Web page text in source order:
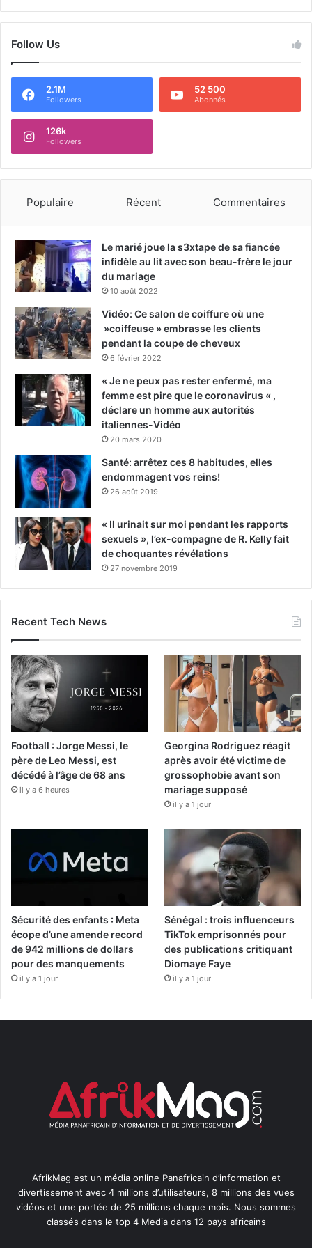
Follow Us
2.1M
Followers
52 500
Abonnés
126k
Followers
Populaire Récent Commentaires
Le marié joue la s3xtape de sa fiancée
infidèle au lit avec son beau-frère le jour
du mariage
10 août 2022
Vidéo: Ce salon de coiffure où une
»coiffeuse » embrasse les clients
pendant la coupe de cheveux
6 février 2022
« Je ne peux pas rester enfermé, ma
femme est pire que le coronavirus « ,
déclare un homme aux autorités
italiennes-Vidéo
20 mars 2020
Santé: arrêtez ces 8 habitudes, elles
endommagent vos reins!
26 août 2019
« Il urinait sur moi pendant les rapports
sexuels », l’ex-compagne de R. Kelly fait
de choquantes révélations
27 novembre 2019
Recent Tech News
Football : Jorge Messi, le
père de Leo Messi, est
décédé à l’âge de 68 ans
il y a 6 heures
Georgina Rodriguez réagit
après avoir été victime de
grossophobie avant son
mariage supposé
il y a 1 jour
Sécurité des enfants : Meta
écope d’une amende record
de 942 millions de dollars
pour des manquements
il y a 1 jour
Sénégal : trois influenceurs
TikTok emprisonnés pour
des publications critiquant
Diomaye Faye
il y a 1 jour
AfrikMag est un média online Panafricain d’information et
divertissement avec 4 millions d’utilisateurs, 8 millions des vues
vidéos et une portée de 25 millions chaque mois. Nous sommes
classés dans le top 4 Media dans 12 pays africains